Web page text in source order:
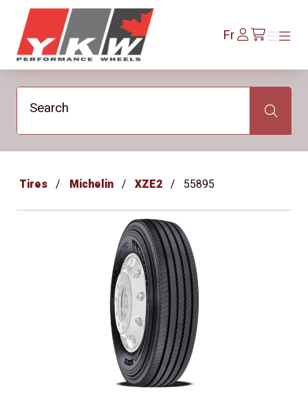
YKW Wheels
FrSe
connecter/fr/cart
Menu
Menu
Search Search
Tires Michelin XZE2 55895